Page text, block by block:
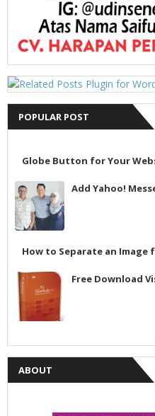
POPULAR POST
Globe Button for Your
Add Yahoo!
How to Separate an Image
Free Download
ABOUT